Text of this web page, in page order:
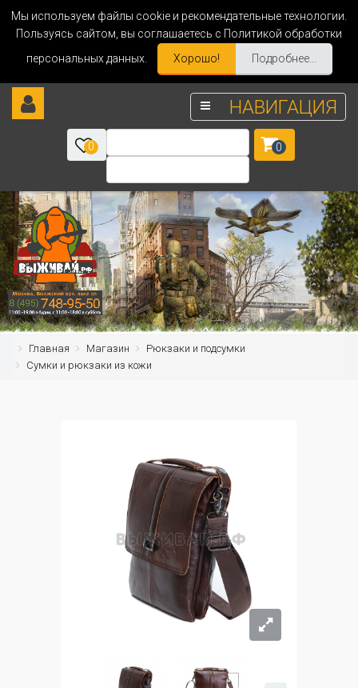
Мы используем файлы cookie и рекомендательные технологии.
Пользуясь сайтом, вы соглашаетесь с Политикой обработки
персональных данных.
Хорошо! Подробнее...
НАВИГАЦИЯ
0 0
Главная Магазин
Рюкзаки и подсумки
Сумки и рюкзаки из кожи